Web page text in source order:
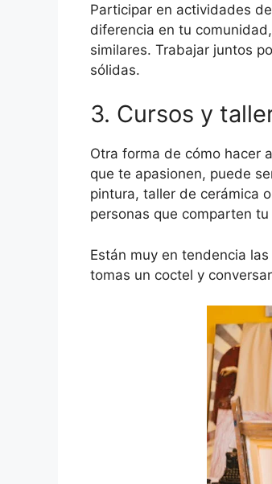
Participar en actividades
diferencia en tu
similares. Trabajar juntos
sólidas.
3. Cursos y
Otra forma de cómo hacer
que te apasionen, puede
pintura, taller de cerámica
personas que comparten
Están muy en tendencia
tomas un coctel y